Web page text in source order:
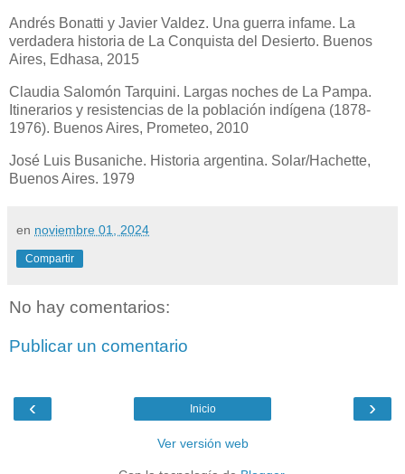
Andrés Bonatti y Javier Valdez. Una guerra infame. La
verdadera historia de La Conquista del Desierto. Buenos
Aires, Edhasa, 2015
Claudia Salomón Tarquini. Largas noches de La Pampa.
Itinerarios y resistencias de la población indígena (1878-
1976). Buenos Aires, Prometeo, 2010
José Luis Busaniche. Historia argentina. Solar/Hachette,
Buenos Aires. 1979
en noviembre 01, 2024
Compartir
No hay comentarios:
Publicar un comentario
‹ ›
Inicio
Ver versión web